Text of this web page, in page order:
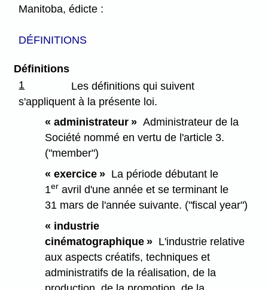
Manitoba, édicte :
DÉFINITIONS
Définitions
1
Les définitions qui suivent
s'appliquent à la présente loi.
« administrateur » Administrateur de la
Société nommé en vertu de l'article 3.
("member")
« exercice » La période débutant le
1er avril d'une année et se terminant le
31 mars de l'année suivante. ("fiscal year")
« industrie
cinématographique » L'industrie relative
aux aspects créatifs, techniques et
administratifs de la réalisation, de la